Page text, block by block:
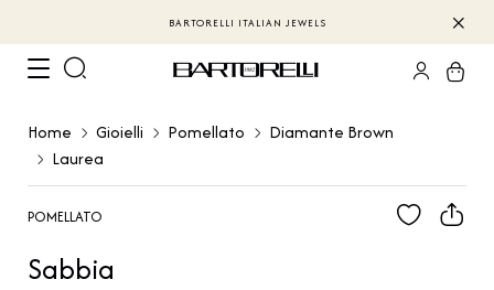
BARTORELLI ITALIAN JEWELS
Home Gioielli Pomellato
Diamante Brown
Laurea
POMELLATO
Sabbia